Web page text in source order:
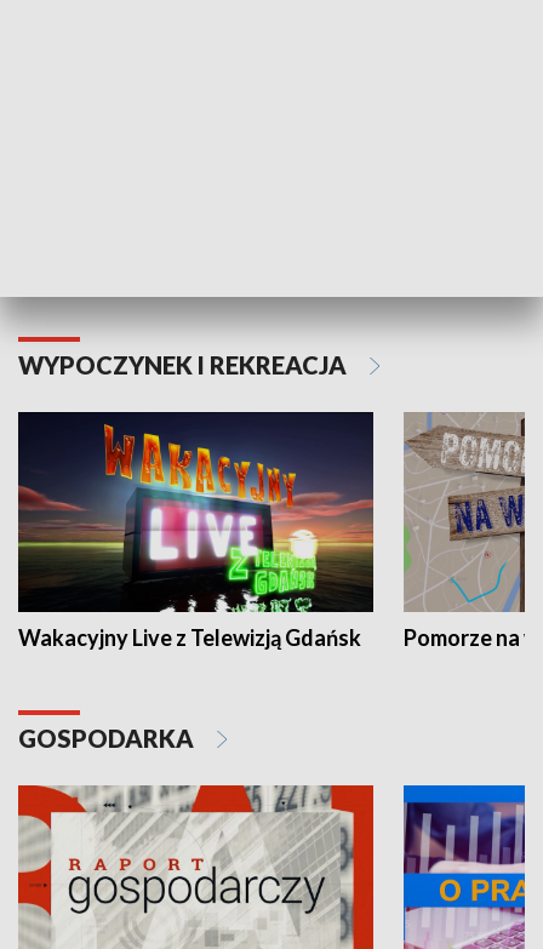
WYPOCZYNEK I REKREACJA
Wakacyjny Live z Telewizją Gdańsk Pomorze na
GOSPODARKA